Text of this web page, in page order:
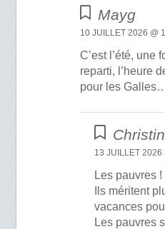
Mayg
10 JUILLET 2026 @
C’est l’été, une
reparti, l’heure
pour les
13 JUILLET 2026
Les pauvres !
Ils méritent
vacances
Les pauvres